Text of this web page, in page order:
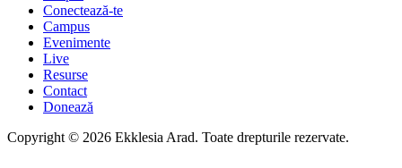
Conectează-te
Campus
Evenimente
Live
Resurse
Contact
Donează
Copyright © 2026 Ekklesia Arad. Toate drepturile rezervate.